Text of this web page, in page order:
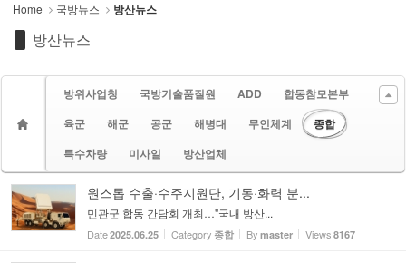
Home 국방뉴스 방산뉴스
방산뉴스
방위사업청 국방기술품질원 ADD
합동참모본부
육군
해군 공군 해병대 무인체계
종합
특수차량
미사일 방산업체
원스톱 수출·수주지원단, 기동·화력 분...
민관군 합동 간담회 개최…"국내 방산...
Date2025.06.25 Category 종합 By master Views 8167